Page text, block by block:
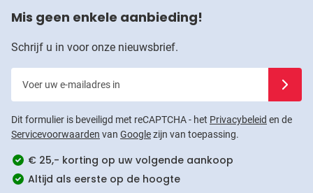
Mis geen enkele aanbieding!
Schrijf u in voor onze nieuwsbrief.
Dit formulier is beveiligd met reCAPTCHA - het Privacybeleid en de
Servicevoorwaarden van Googlezijn van toepassing.
€ 25,- korting op uw volgende aankoop
Altijd als eerste op de hoogte